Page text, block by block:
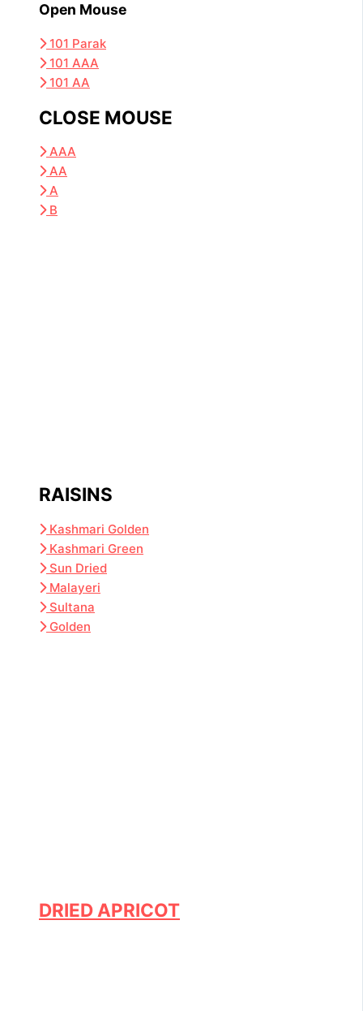
Open Mouse
101 Parak
101 AAA
101 AA
CLOSE MOUSE
AAA
AA
A
B
RAISINS
Kashmari Golden
Kashmari Green
Sun Dried
Malayeri
Sultana
Golden
DRIED APRICOT